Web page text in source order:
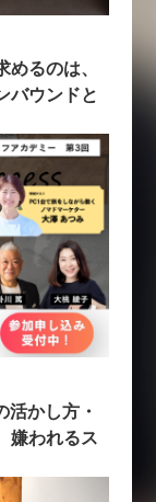
めるのは、
バウンドと
活かし方・
嫌われるス